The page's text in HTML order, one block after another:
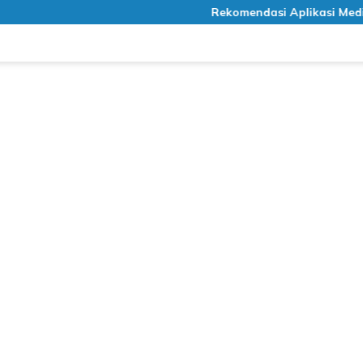
Rekomendasi Aplikasi Meditasi Gratis